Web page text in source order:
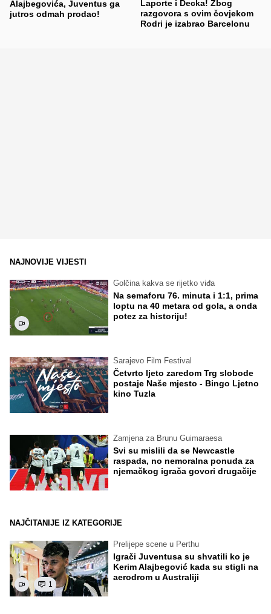
Alajbegovića, Juventus ga
jutros odmah prodao!
Laporte i Decka! Zbog
razgovora s ovim čovjekom
Rodri je izabrao Barcelonu
NAJNOVIJE VIJESTI
Golčina kakva se rijetko viđa
Na semaforu 76. minuta i 1:1, prima
loptu na 40 metara od gola, a onda
potez za historiju!
Sarajevo Film Festival
Četvrto ljeto zaredom Trg slobode
postaje Naše mjesto - Bingo Ljetno
kino Tuzla
Zamjena za Brunu Guimaraesa
Svi su mislili da se Newcastle
raspada, no nemoralna ponuda za
njemačkog igrača govori drugačije
NAJČITANIJE IZ KATEGORIJE
1
Prelijepe scene u Perthu
Igrači Juventusa su shvatili ko je
Kerim Alajbegović kada su stigli na
aerodrom u Australiji